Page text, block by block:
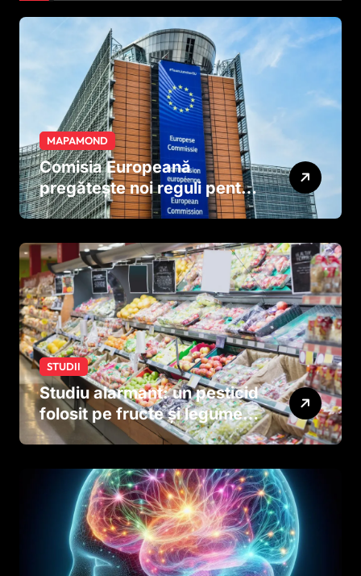
MAPAMOND
Comisia Europeană
pregătește noi reguli pentru
tutun și țigările electronice
STUDII
Studiu alarmant: un pesticid
folosit pe fructe și legume
ar putea afecta dezvoltarea
dinainte de naștere